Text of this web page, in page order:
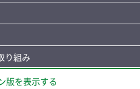
り組み
版を表示する